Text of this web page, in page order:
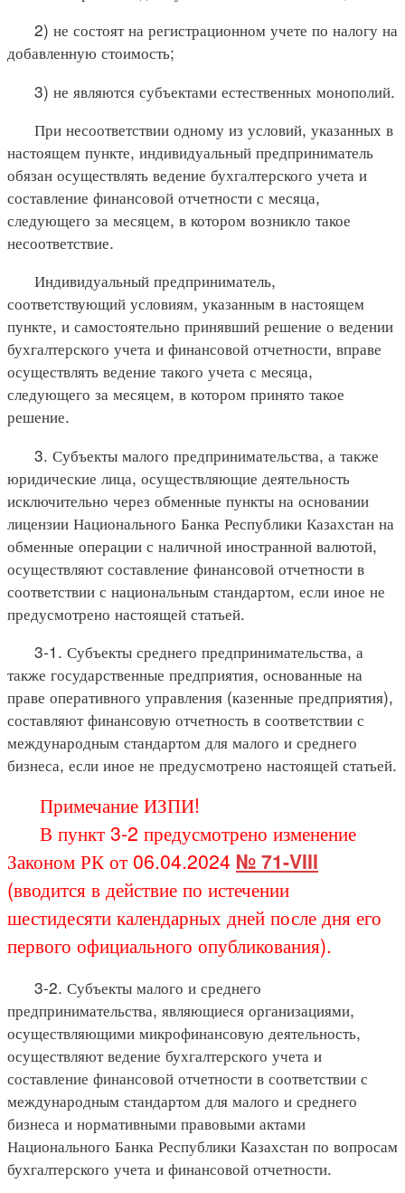
2) не состоят на регистрационном учете по налогу на
добавленную стоимость;
3) не являются субъектами естественных монополий.
При несоответствии одному из условий, указанных в
настоящем пункте, индивидуальный предприниматель
обязан осуществлять ведение бухгалтерского учета и
составление финансовой отчетности с месяца,
следующего за месяцем, в котором возникло такое
несоответствие.
Индивидуальный предприниматель,
соответствующий условиям, указанным в настоящем
пункте, и самостоятельно принявший решение о ведении
бухгалтерского учета и финансовой отчетности, вправе
осуществлять ведение такого учета с месяца,
следующего за месяцем, в котором принято такое
решение.
3. Субъекты малого предпринимательства, а также
юридические лица, осуществляющие деятельность
исключительно через обменные пункты на основании
лицензии Национального Банка Республики Казахстан на
обменные операции с наличной иностранной валютой,
осуществляют составление финансовой отчетности в
соответствии с национальным стандартом, если иное не
предусмотрено настоящей статьей.
3-1. Субъекты среднего предпринимательства, а
также государственные предприятия, основанные на
праве оперативного управления (казенные предприятия),
составляют финансовую отчетность в соответствии с
международным стандартом для малого и среднего
бизнеса, если иное не предусмотрено настоящей статьей.
Примечание ИЗПИ!
В пункт 3-2 предусмотрено изменение
Законом РК от 06.04.2024 № 71-VIII
(вводится в действие по истечении
шестидесяти календарных дней после дня его
первого официального опубликования).
3-2. Субъекты малого и среднего
предпринимательства, являющиеся организациями,
осуществляющими микрофинансовую деятельность,
осуществляют ведение бухгалтерского учета и
составление финансовой отчетности в соответствии с
международным стандартом для малого и среднего
бизнеса и нормативными правовыми актами
Национального Банка Республики Казахстан по вопросам
бухгалтерского учета и финансовой отчетности.